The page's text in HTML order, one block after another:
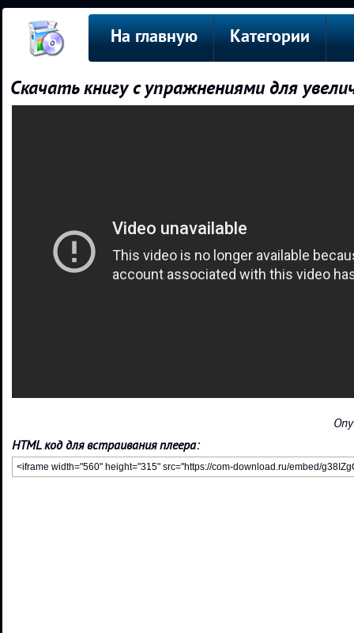
На главную Категории
Скачать книгу с упражнениями для
HTML код для встраивания плеера: